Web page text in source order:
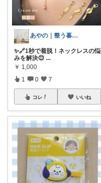
あやの｜整う暮らしROOM
✨🔗1秒で着脱！ネックレスの悩
みを解決😊 ...
￥ 1,000
1 0 7
コレ いいね